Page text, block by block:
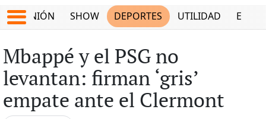
OPINIÓN SHOW DEPORTES UTILIDAD
Mbappé y el PSG no
levantan: firman ‘gris’
empate ante el Clermont